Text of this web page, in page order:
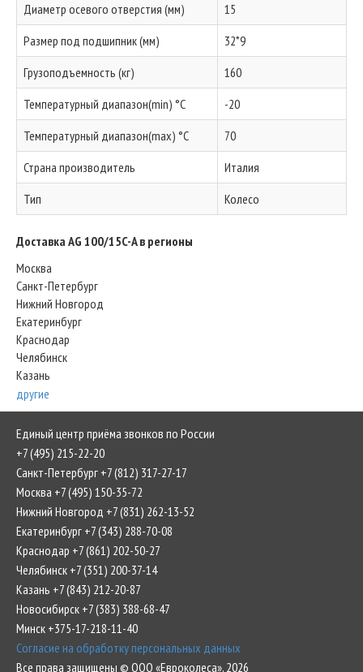
Диаметр осевого отверстия (мм)
15
Размер под подшипник (мм)
32*9
Грузоподъемность (кг)
160
Температурный диапазон(min) °C
-20
Температурный диапазон(max) °C
70
Страна производитель
Италия
Тип
Колесо
Доставка AG 100/15C-A в регионы
Москва
Санкт-Петербург
Нижний Новгород
Екатеринбург
Краснодар
Челябинск
Казань
другие
Единый центр приёма звонков по России
+7 (495) 215-22-20
Санкт-Петербург +7 (812) 317-27-17
Москва +7 (495) 150-35-72
Нижний Новгород +7 (831) 262-13-52
Екатеринбург +7 (343) 288-70-08
Краснодар +7 (861) 202-50-27
Челябинск +7 (351) 200-37-14
Казань +7 (843) 212-20-87
Новосибирск +7 (383) 388-68-47
Минск +375-17-218-11-40
Согласие на обработку персональных данных
Все права защищены © ООО «Евроколеса», 2026